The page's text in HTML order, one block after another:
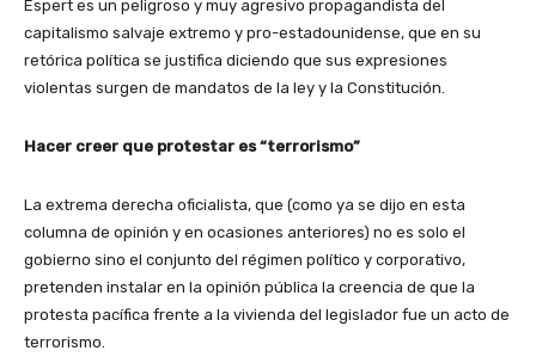
Espert es un peligroso y muy agresivo propagandista del
capitalismo salvaje extremo y pro-estadounidense, que en su
retórica política se justifica diciendo que sus expresiones
violentas surgen de mandatos de la ley y la Constitución.
Hacer creer que protestar es “terrorismo”
La extrema derecha oficialista, que (como ya se dijo en esta
columna de opinión y en ocasiones anteriores) no es solo el
gobierno sino el conjunto del régimen político y corporativo,
pretenden instalar en la opinión pública la creencia de que la
protesta pacífica frente a la vivienda del legislador fue un acto de
terrorismo.